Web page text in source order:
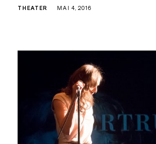
THEATER MAI 4, 2016